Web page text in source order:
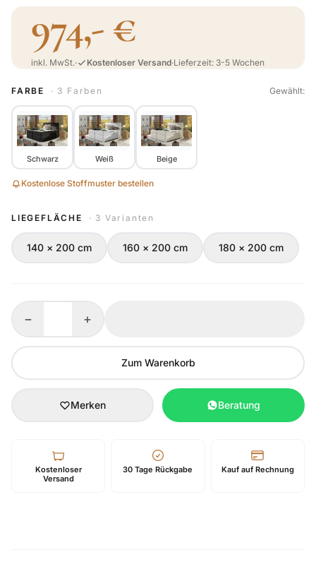
974,- €
inkl. MwSt.· Kostenloser Versand·Lieferzeit: 3-5 Wochen
FARBE · 3 Farben Gewählt:
Schwarz Weiß Beige
Kostenlose Stoffmuster bestellen
LIEGEFLÄCHE · 3 Varianten
140 × 200 cm 160 × 200 cm 180 × 200 cm
− +
Zum Warenkorb
Merken Beratung
Kostenloser
Versand
30 Tage Rückgabe Kauf auf Rechnung